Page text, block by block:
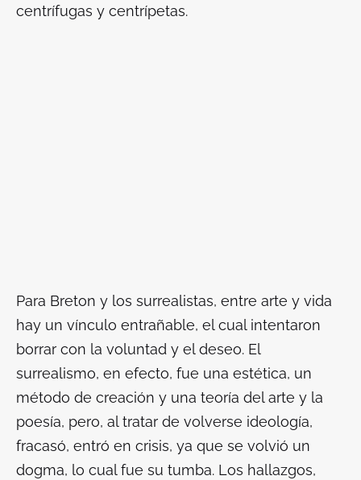
centrífugas y centrípetas.
Para Breton y los surrealistas, entre arte y vida
hay un vínculo entrañable, el cual intentaron
borrar con la voluntad y el deseo. El
surrealismo, en efecto, fue una estética, un
método de creación y una teoría del arte y la
poesía, pero, al tratar de volverse ideología,
fracasó, entró en crisis, ya que se volvió un
dogma, lo cual fue su tumba. Los hallazgos,